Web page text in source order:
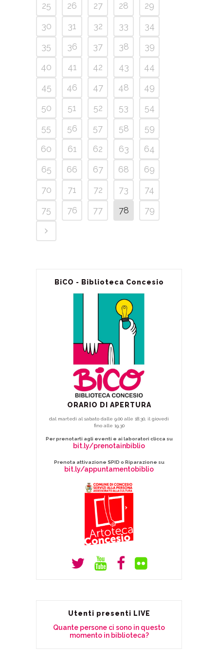
25
26 27 28
29
30
31 32 33
34
35
36 37 38
39
40
41 42 43
44
45
46 47 48
49
50
51 52 53
54
55
56 57 58
59
60
61 62 63
64
65
66 67 68
69
70
71 72 73
74
75
76 77 78 79
BiCO - Biblioteca Concesio
ORARIO DI APERTURA
dal martedì al sabato dalle 9.00 alle 18.30, il giovedì
fino alle 19.30
Per prenotarti agli eventi e ai laboratori clicca su
bit.ly/prenotainbiblio
Prenota attivazione SPID o Riparazione su
bit.ly/appuntamentobiblio
Utenti presenti LIVE
Quante persone ci sono in questo
momento in biblioteca?